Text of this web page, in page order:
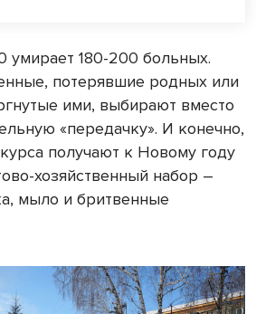
умирает 180-200 больных.
потерявшие родных или
ими, выбирают вместо
«передачку». И конечно,
получают к Новому году
хозяйственный набор –
мыло и бритвенные